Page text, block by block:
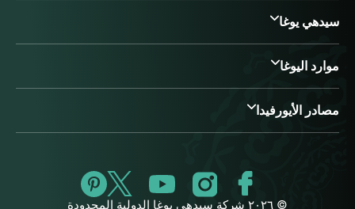
سيدهي يوغا
موارد اليوغا
مصادر الأيورفيدا
© ٢٠٢٦ شركة سيدهي يوغا الدولية المحدودة